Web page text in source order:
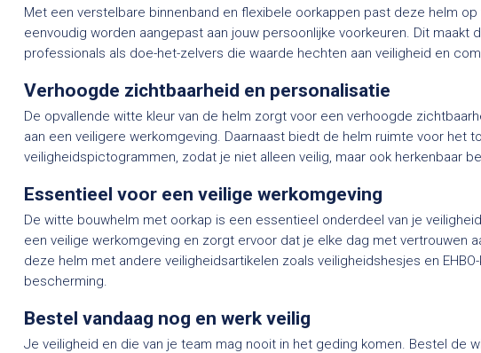
Met een verstelbare binnenband en flexibele oorkappen past deze helm op
eenvoudig worden aangepast aan jouw persoonlijke voorkeuren. Dit maakt
professionals als doe-het-zelvers die waarde hechten aan veiligheid en
Verhoogde zichtbaarheid en personalisatie
De opvallende witte kleur van de helm zorgt voor een verhoogde
aan een veiligere werkomgeving. Daarnaast biedt de helm ruimte voor het
veiligheidspictogrammen, zodat je niet alleen veilig, maar ook herkenbaar
Essentieel voor een veilige werkomgeving
De witte bouwhelm met oorkap is een essentieel onderdeel van je
een veilige werkomgeving en zorgt ervoor dat je elke dag met vertrouwen
deze helm met andere veiligheidsartikelen zoals veiligheidshesjes en
bescherming.
Bestel vandaag nog en werk veilig
Je veiligheid en die van je team mag nooit in het geding komen. Bestel de